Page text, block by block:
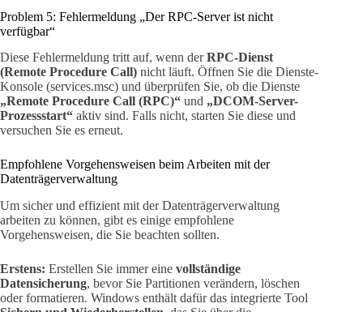
Problem 5: Fehlermeldung „Der RPC-Server ist nicht
verfügbar“
Diese Fehlermeldung tritt auf, wenn derRPC-Dienst
(Remote Procedure Call) nicht läuft. Öffnen Sie die Dienste-
Konsole (services.msc) und überprüfen Sie, ob die Dienste
„Remote Procedure Call (RPC)“ und „DCOM-Server-
Prozessstart“ aktiv sind. Falls nicht, starten Sie diese und
versuchen Sie es erneut.
Empfohlene Vorgehensweisen beim Arbeiten mit der
Datenträgerverwaltung
Um sicher und effizient mit der Datenträgerverwaltung
arbeiten zu können, gibt es einige empfohlene
Vorgehensweisen, die Sie beachten sollten.
Erstens: Erstellen Sie immer eine vollständige
Datensicherung, bevor Sie Partitionen verändern, löschen
oder formatieren. Windows enthält dafür das integrierte Tool